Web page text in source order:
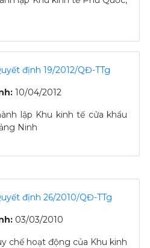
định 19/2012/QĐ-TTg
10/04/2012
lập Khu kinh tế cửa khẩu
Ninh
định 26/2010/QĐ-TTg
03/03/2010
chế hoạt động của Khu kinh